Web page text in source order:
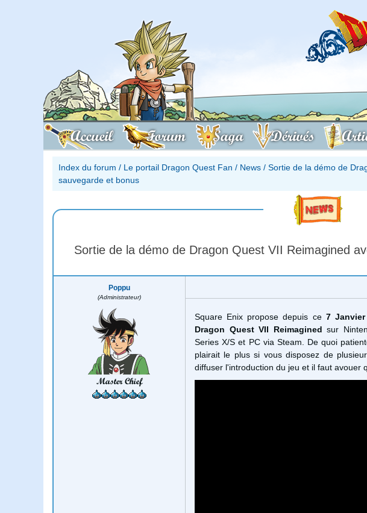
Accueil Forum Saga Dérivés
Index du forum / Le portail Dragon Quest Fan / News / Sortie de la démo de
sauvegarde et bonus
Sortie de la démo de Dragon Quest VII Reimagined
Poppu
(Administrateur)
Master Chief
Square Enix propose depuis ce 7 Janvier
Dragon Quest VII Reimaginedsur
Series X/S et PC via Steam. De quoi
plairait le plus si vous disposez de
diffuser l'introduction du jeu et il faut avouer